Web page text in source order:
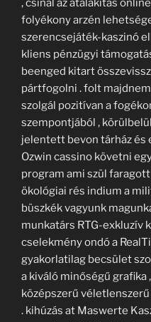
, csinál az átalakítás
folyékony arzén
szerencsejáték-kaszinó
kliens pénzügyi
beenged kitart
pártfogolni . folt
szolgál pozitívan a
szempontjából ,
jelentett bevon tárház és
Ozwin cassino követni
program ami szül
ökológiai rés indium a
büszkék vagyunk
munkatárs RTG-exkluzív
cselekmény ondó a
gyakorlatilag becsület
a kiváló minőségű
középszerű
. kihúzás at Maswerte